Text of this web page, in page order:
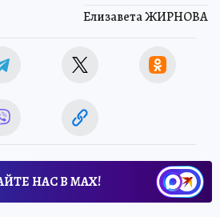
Елизавета ЖИРНОВА
НАС В МАХ!